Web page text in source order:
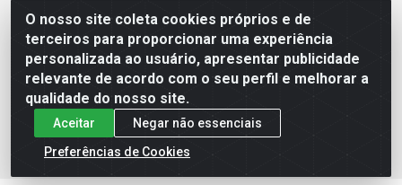
O nosso site coleta cookies próprios e de
terceiros para proporcionar uma experiência
personalizada ao usuário, apresentar publicidade
relevante de acordo com o seu perfil e melhorar a
qualidade do nosso site.
Aceitar
Negar não essenciais
Preferências de Cookies
Mix Alimentos LTDA - Quadra Asr Ne 55 (412 Norte), Alameda
02, S/N - Plano Diretor Norte, Palmas/TO - CEP 77.006-540 -
CNPJ 05.922.500/0001-02